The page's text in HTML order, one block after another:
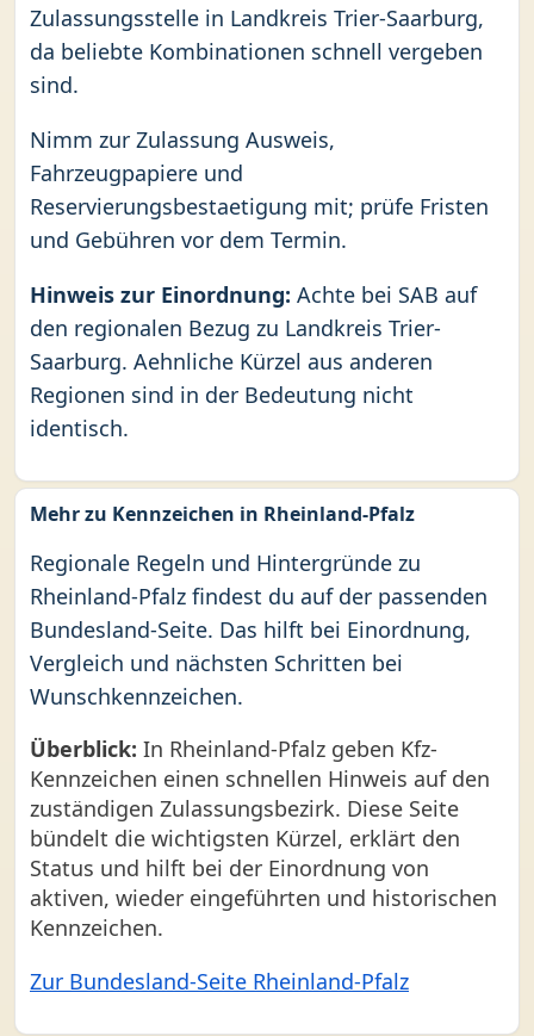
Zulassungsstelle in Landkreis Trier-Saarburg,
da beliebte Kombinationen schnell vergeben
sind.
Nimm zur Zulassung Ausweis,
Fahrzeugpapiere und
Reservierungsbestaetigung mit; prüfe Fristen
und Gebühren vor dem Termin.
Hinweis zur Einordnung: Achte bei SAB auf
den regionalen Bezug zu Landkreis Trier-
Saarburg. Aehnliche Kürzel aus anderen
Regionen sind in der Bedeutung nicht
identisch.
Mehr zu Kennzeichen in Rheinland-Pfalz
Regionale Regeln und Hintergründe zu
Rheinland-Pfalz findest du auf der passenden
Bundesland-Seite. Das hilft bei Einordnung,
Vergleich und nächsten Schritten bei
Wunschkennzeichen.
Überblick: In Rheinland-Pfalz geben Kfz-
Kennzeichen einen schnellen Hinweis auf den
zuständigen Zulassungsbezirk. Diese Seite
bündelt die wichtigsten Kürzel, erklärt den
Status und hilft bei der Einordnung von
aktiven, wieder eingeführten und historischen
Kennzeichen.
Zur Bundesland-Seite Rheinland-Pfalz